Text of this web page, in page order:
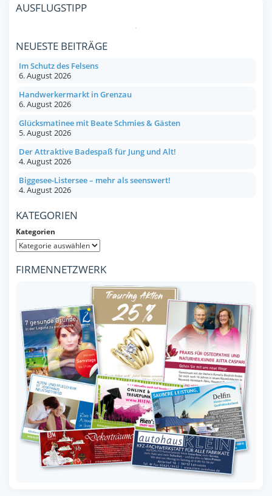
AUSFLUGSTIPP
NEUESTE BEITRÄGE
Im Schutz des Felsens
6. August 2026
Handwerkermarkt in Grenzau
6. August 2026
Glücksmatinee mit Beate Schmies & Gästen
5. August 2026
Der Attraktive Badespaß für Jung und Alt!
4. August 2026
Biggesee-Listersee – mehr als seenswert!
4. August 2026
KATEGORIEN
Kategorien
FIRMENNETZWERK